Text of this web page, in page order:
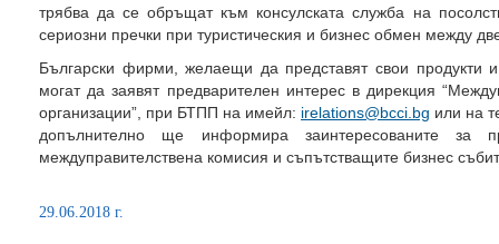
трябва да се обръщат към консулската служба на
сериозни пречки при туристическия и бизнес обмен между
Български фирми, желаещи да представят свои продукти
могат да заявят предварителен интерес в дирекция
организации”, при БТПП на имейл: irelations@bcci.bg или на
допълнително ще информира заинтересованите за
междуправителствена комисия и съпътстващите бизнес
29.06.2018 г.